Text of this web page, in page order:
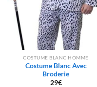
COSTUME BLANC HOMME
Costume Blanc Avec
Broderie
29€